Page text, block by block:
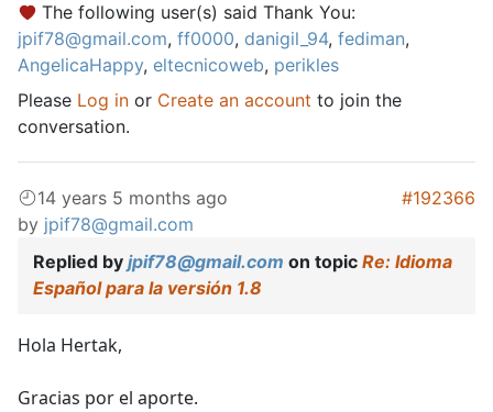
The following user(s) said Thank You:
jpif78@gmail.com, ff0000, danigil_94, fediman,
AngelicaHappy, eltecnicoweb, perikles
Please Log in or Create an account to join the
conversation.
14 years 5 months ago
#192366
by jpif78@gmail.com
Replied by jpif78@gmail.com on topic Re: Idioma
Español para la versión 1.8
Hola Hertak,
Gracias por el aporte.